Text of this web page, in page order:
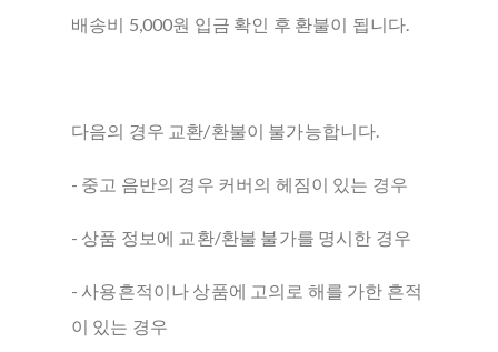
배송비 5,000원 입금 확인 후 환불이 됩니다.
다음의 경우 교환/환불이 불가능합니다.
- 중고 음반의 경우 커버의 헤짐이 있는 경우
- 상품 정보에 교환/환불 불가를 명시한 경우
- 사용흔적이나 상품에 고의로 해를 가한 흔적
이 있는 경우